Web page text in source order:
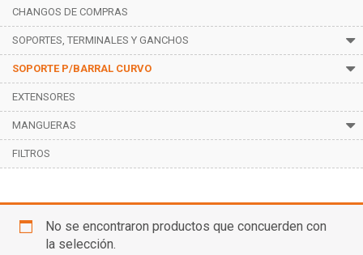
CHANGOS DE COMPRAS
SOPORTES, TERMINALES Y GANCHOS
SOPORTE P/BARRAL CURVO
EXTENSORES
MANGUERAS
FILTROS
No se encontraron productos que concuerden con
la selección.